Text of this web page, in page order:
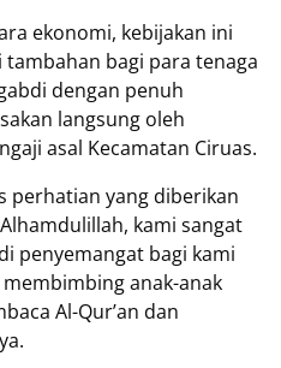
ekonomi, kebijakan ini
bagi para tenaga
dengan penuh
langsung oleh
asal Kecamatan Ciruas.
perhatian yang diberikan
kami sangat
penyemangat bagi kami
anak-anak
Al-Qur’an dan